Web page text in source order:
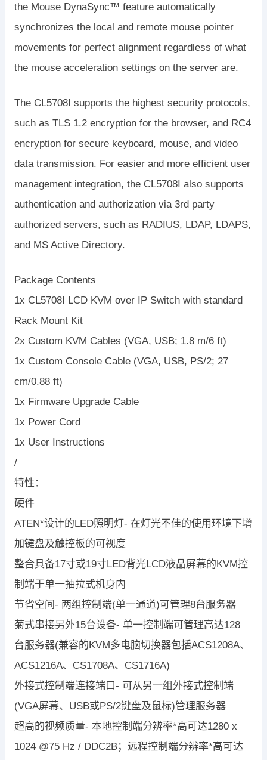
the Mouse DynaSync™ feature automatically
synchronizes the local and remote mouse pointer
movements for perfect alignment regardless of what
the mouse acceleration settings on the server are.
The CL5708I supports the highest security protocols,
such as TLS 1.2 encryption for the browser, and RC4
encryption for secure keyboard, mouse, and video
data transmission. For easier and more efficient user
management integration, the CL5708I also supports
authentication and authorization via 3rd party
authorized servers, such as RADIUS, LDAP, LDAPS,
and MS Active Directory.
Package Contents
1x CL5708I LCD KVM over IP Switch with standard
Rack Mount Kit
2x Custom KVM Cables (VGA, USB; 1.8 m/6 ft)
1x Custom Console Cable (VGA, USB, PS/2; 27
cm/0.88 ft)
1x Firmware Upgrade Cable
1x Power Cord
1x User Instructions
/
特性：
硬件
ATEN*设计的LED照明灯- 在灯光不佳的使用环境下增
加键盘及触控板的可视度
整合具备17寸或19寸LED背光LCD液晶屏幕的KVM控
制端于单一抽拉式机身内
节省空间- 两组控制端(单一通道)可管理8台服务器
菊式串接另外15台设备- 单一控制端可管理高达128
台服务器(兼容的KVM多电脑切换器包括ACS1208A、
ACS1216A、CS1708A、CS1716A)
外接式控制端连接端口- 可从另一组外接式控制端
(VGA屏幕、USB或PS/2键盘及鼠标)管理服务器
超高的视频质量- 本地控制端分辨率*高可达1280 x
1024 @75 Hz / DDC2B；远程控制端分辨率*高可达